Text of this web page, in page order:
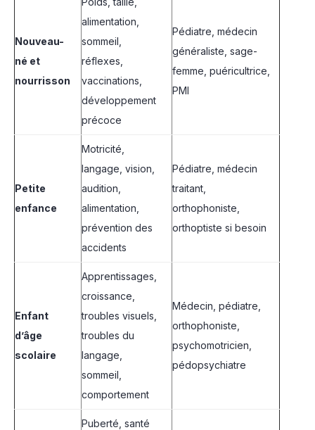
Nouveau-
né et
nourrisson
alimentation,
sommeil,
réflexes,
vaccinations,
développement
précoce
Pédiatre, médecin
généraliste, sage-
femme, puéricultrice,
PMI
Petite
enfance
Motricité,
langage, vision,
audition,
alimentation,
prévention des
accidents
Pédiatre, médecin
traitant,
orthophoniste,
orthoptiste si besoin
Enfant
d’âge
scolaire
Apprentissages,
croissance,
troubles visuels,
troubles du
langage,
sommeil,
comportement
Médecin, pédiatre,
orthophoniste,
psychomotricien,
pédopsychiatre
Puberté, santé